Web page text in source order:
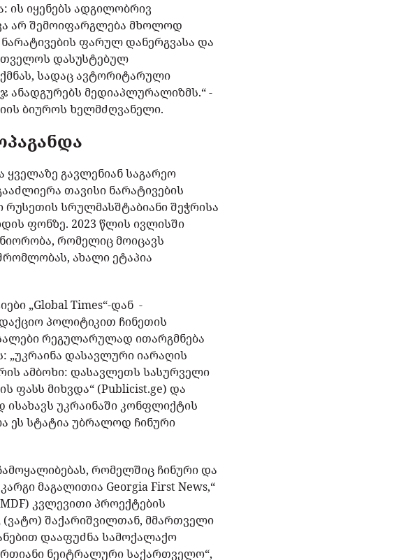
ის იყენებს ადგილობრივ
არ შემოიფარგლება მხოლოდ
ფარულ დანერგვასა და
დასუსტებულ
სადაც ავტორიტარული
ანადგურებს მედიაპლურალიზმს.“ -
ბიუროს ხელმძღვანელი.
ყველაზე გავლენიან საგარეო
თავისი ნარატივების
რუსეთის სრულმასშტაბიანი შეჭრისა
ფონზე. 2023 წლის ივლისში
რომელიც მოიცავს
ახალი ეტაპია
„Global Times“-დან -
პოლიტიკით ჩინეთის
რეგულარულად ითარგმნება
დასავლური იარაღის
ამბოხი: დასავლეთს სასურველი
ფასს მიხვდა“ (Publicist.ge) და
უკრაინაში კონფლიქტის
ეს სტატია უბრალოდ ჩინური
რომელშიც ჩინური და
მაგალითია Georgia First News,“
კვლევითი პროექტების
(ვატო) შაქარიშვილთან, მმართველი
დააფუძნა სამოქალაქო
ნეიტრალური საქართველო“,